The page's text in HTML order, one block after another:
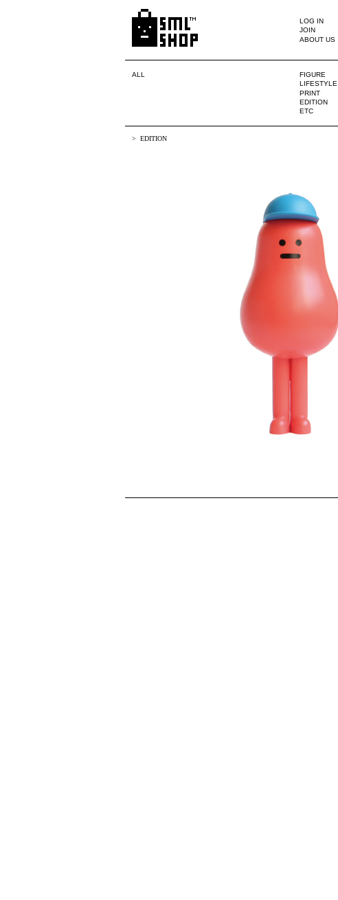
LOG IN
JOIN
ABOUT US
ALL
FIGURE
LIFESTYLE
PRINT
EDITION
ETC
EDITION